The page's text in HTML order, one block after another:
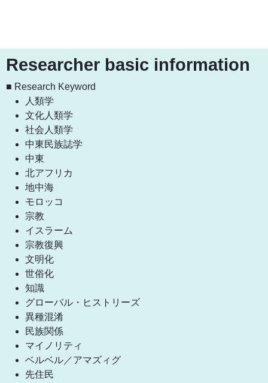
Researcher basic information
■ Research Keyword
人類学
文化人類学
社会人類学
中東民族誌学
中東
北アフリカ
地中海
モロッコ
宗教
イスラーム
宗教復興
文明化
世俗化
知識
グローバル・ヒストリーズ
異種混淆
民族関係
マイノリティ
ベルベル／アマズィグ
先住民